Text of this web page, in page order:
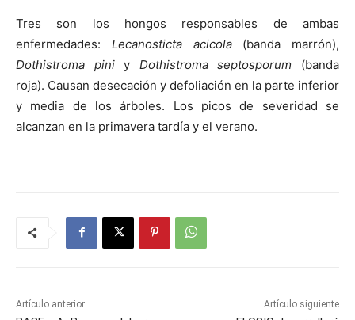
Tres son los hongos responsables de ambas
enfermedades: Lecanosticta acicola(banda marrón),
Dothistroma piniy Dothistroma septosporum (banda
roja). Causan desecación y defoliación en la parte inferior
y media de los árboles. Los picos de severidad se
alcanzan en la primavera tardía y el verano.
Artículo anterior Artículo siguiente